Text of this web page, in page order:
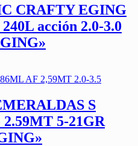
CRAFTY EGING
acción 2.0-3.0
S
5-21GR